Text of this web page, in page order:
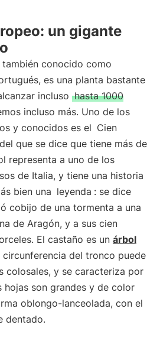
un gigante
también conocido como
es una planta bastante
incluso hasta 1000
incluso más. Uno de los
y conocidos es el Cien
que se dice que tiene más de
representa a uno de los
de Italia, y tiene una historia
bien una leyenda : se dice
cobijo de una tormenta a una
de Aragón, y a sus cien
El castaño es un árbol
circunferencia del tronco puede
colosales, y se caracteriza por
hojas son grandes y de color
oblongo-lanceolada, con el
dentado.